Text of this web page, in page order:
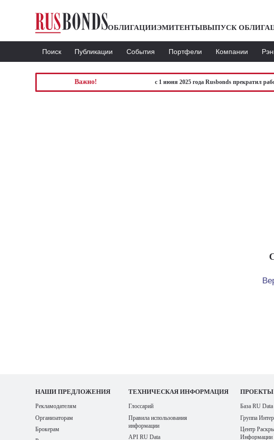
ОБЛИГАЦИИЭМИТЕНТЫВЫПУСК
Поиск Публикации События Портфели Компании
Важно! с 1 июня 2025 года Rusbonds прекратил
НАШИ ПРЕДЛОЖЕНИЯ
Рекламодателям
Организаторам
Брокерам
ТЕХНИЧЕСКАЯ ИНФОРМАЦИЯ
Глоссарий
Правила использования
информации
API RU Data
ПРОЕКТЫ
База RU Data
Группа
Центр
Информации